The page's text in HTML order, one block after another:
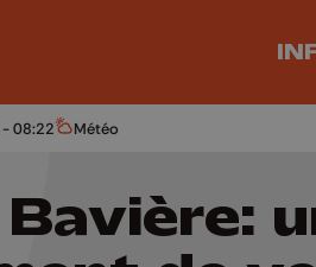
08:22 Météo
Météo